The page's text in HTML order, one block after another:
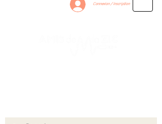
Connexion / Inscription